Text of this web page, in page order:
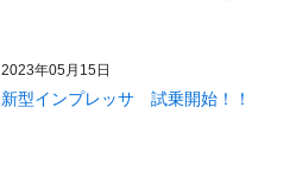
2023年05月15日
新型インプレッサ 試乗開始！！